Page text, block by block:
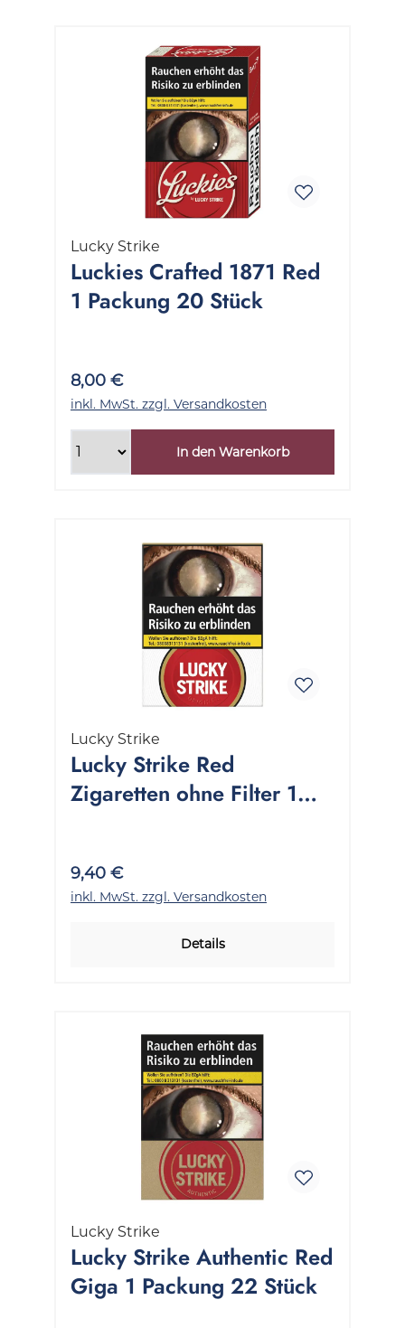
Lucky Strike
Luckies Crafted 1871 Red
1 Packung 20 Stück
8,00 €
inkl. MwSt. zzgl. Versandkosten
In den Warenkorb
Lucky Strike
Lucky Strike Red
Zigaretten ohne Filter 1
9,40 €
inkl. MwSt. zzgl. Versandkosten
Details
Lucky Strike
Lucky Strike Authentic Red
Giga 1 Packung 22 Stück